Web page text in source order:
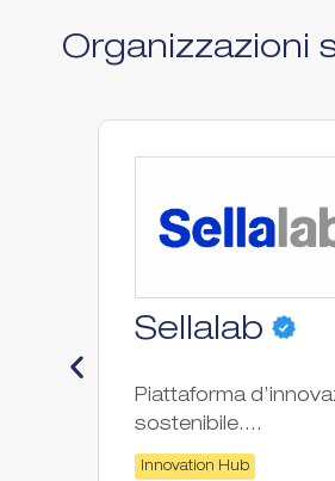
Organizzazioni
Sellalab
Piattaforma
sostenibile....
Innovation Hub